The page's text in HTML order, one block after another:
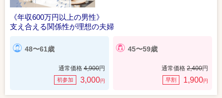
《年収600万円以上の男性》
支え合える関係性が理想の夫婦
48〜61歳
通常価格 4,900円
初参加 3,000円
45〜59歳
通常価格 2,400円
早割 1,900円